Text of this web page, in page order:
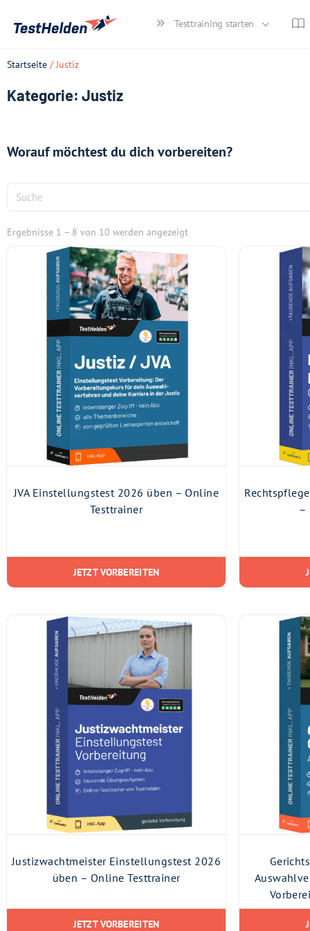
Testtraining starten
Startseite / Justiz
Kategorie: Justiz
Worauf möchtest du dich vorbereiten?
Ergebnisse 1 – 8 von 10 werden angezeigt
JVA Einstellungstest 2026 üben – Online
Testtrainer
JETZT VORBEREITEN
–
Justizwachtmeister Einstellungstest 2026
üben – Online Testtrainer
JETZT VORBEREITEN